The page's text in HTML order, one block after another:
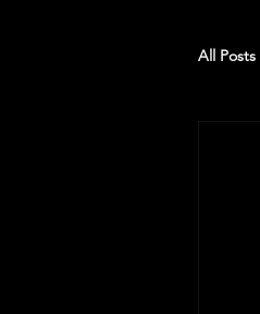
All Posts